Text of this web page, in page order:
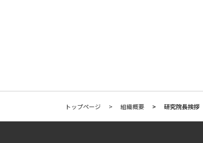
トップページ 組織概要 研究院長挨拶